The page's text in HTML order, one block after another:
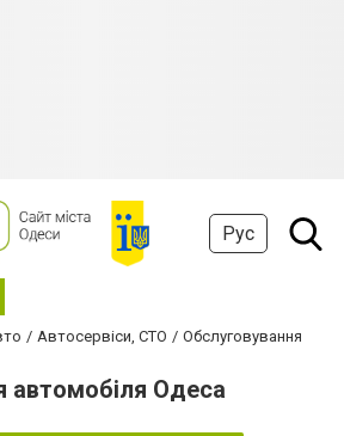
Рус
Автосервіси, СТО
Обслуговування
автомобіля Одеса